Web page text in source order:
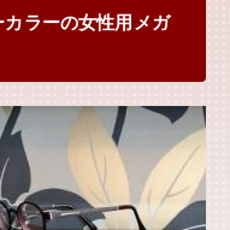
ラーの女性用メガ